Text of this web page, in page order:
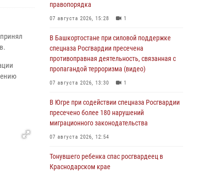
правопорядка
07 августа 2026, 15:28 1
В Башкортостане при силовой поддержке
спецназа Росгвардии пресечена
противоправная деятельность, связанная с
пропагандой терроризма (видео)
07 августа 2026, 13:30 1
В Югре при содействии спецназа Росгвардии
пресечено более 180 нарушений
миграционного законодательства
07 августа 2026, 12:54
Тонувшего ребенка спас росгвардеец в
Краснодарском крае